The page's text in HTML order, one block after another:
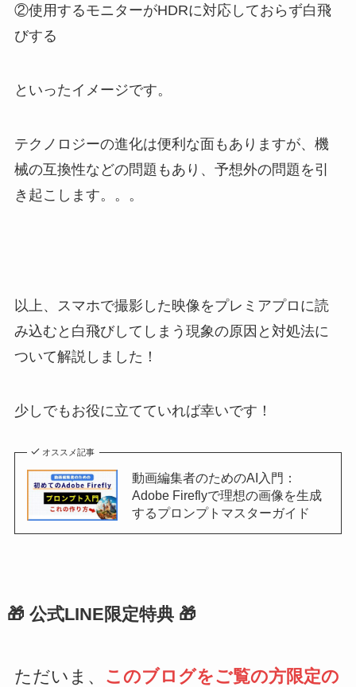
②使用するモニターがHDRに対応しておらず白飛
びする
といったイメージです。
テクノロジーの進化は便利な面もありますが、機
械の互換性などの問題もあり、予想外の問題を引
き起こします。。。
以上、スマホで撮影した映像をプレミアプロに読
み込むと白飛びしてしまう現象の原因と対処法に
ついて解説しました！
少しでもお役に立てていれば幸いです！
オススメ記事
動画編集者のためのAI入門：
Adobe Fireflyで理想の画像を生成
するプロンプトマスターガイド
🎁 公式LINE限定特典 🎁
ただいま、 このブログをご覧の方限定の